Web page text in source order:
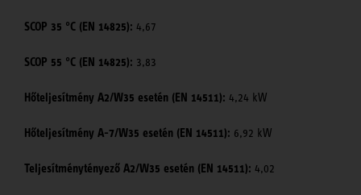
SCOP 35 °C (EN 14825): 4,67
SCOP 55 °C (EN 14825): 3,83
Hőteljesítmény A2/W35 esetén (EN 14511): 4,24 kW
Hőteljesítmény A-7/W35 esetén (EN 14511): 6,92 kW
Teljesítménytényező A2/W35 esetén (EN 14511): 4,02